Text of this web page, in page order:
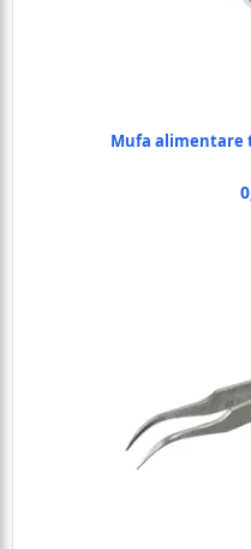
Mufa alimentare